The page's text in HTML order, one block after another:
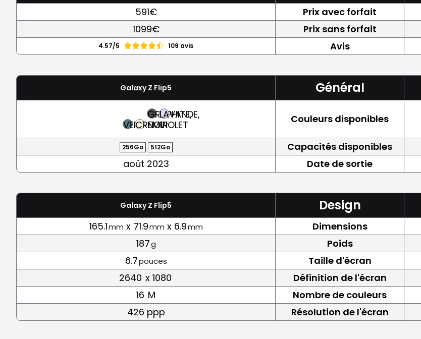
591€ Prix avec forfait
1099€
Prix sans forfait
4.57/5 109 avis Avis
Galaxy Z Flip5 Général
VERTCREME
GRAPHITE,
NOIR
LAVANDE,
VIOLET
Couleurs disponibles
256Go 512Go Capacités disponibles
août 2023 Date de sortie
Galaxy Z Flip5 Design
165.1mm x 71.9mm x 6.9mm Dimensions
187g Poids
6.7pouces Taille d'écran
2640 x 1080 Définition de l'écran
16 M Nombre de couleurs
426 ppp
Résolution de l'écran